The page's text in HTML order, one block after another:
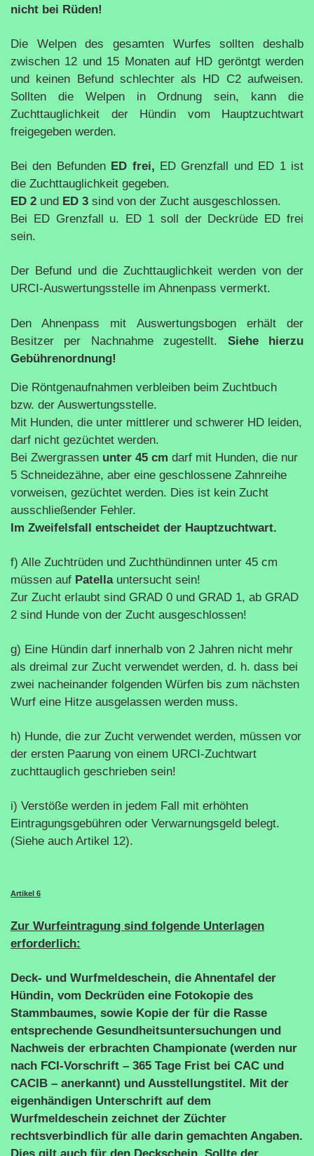
nicht bei Rüden!
Die Welpen des gesamten Wurfes sollten deshalb
zwischen 12 und 15 Monaten auf HD geröntgt werden
und keinen Befund schlechter als HD C2 aufweisen.
Sollten die Welpen in Ordnung sein, kann die
Zuchttauglichkeit der Hündin vom Hauptzuchtwart
freigegeben werden.
Bei den Befunden ED frei, ED Grenzfall und ED 1 ist
die Zuchttauglichkeit gegeben.
ED 2 und ED 3 sind von der Zucht ausgeschlossen.
Bei ED Grenzfall u. ED 1 soll der Deckrüde ED frei
sein.
Der Befund und die Zuchttauglichkeit werden von der
URCI-Auswertungsstelle im Ahnenpass vermerkt.
Den Ahnenpass mit Auswertungsbogen erhält der
Besitzer per Nachnahme zugestellt. Siehe hierzu
Gebührenordnung!
Die Röntgenaufnahmen verbleiben beim Zuchtbuch
bzw. der Auswertungsstelle.
Mit Hunden, die unter mittlerer und schwerer HD leiden,
darf nicht gezüchtet werden.
Bei Zwergrassen unter 45 cm darf mit Hunden, die nur
5 Schneidezähne, aber eine geschlossene Zahnreihe
vorweisen, gezüchtet werden. Dies ist kein Zucht
ausschließender Fehler.
Im Zweifelsfall entscheidet der Hauptzuchtwart.
f) Alle Zuchtrüden und Zuchthündinnen unter 45 cm
müssen auf Patellauntersucht sein!
Zur Zucht erlaubt sind GRAD 0 und GRAD 1, ab GRAD
2 sind Hunde von der Zucht ausgeschlossen!
g) Eine Hündin darf innerhalb von 2 Jahren nicht mehr
als dreimal zur Zucht verwendet werden, d. h. dass bei
zwei nacheinander folgenden Würfen bis zum nächsten
Wurf eine Hitze ausgelassen werden muss.
h) Hunde, die zur Zucht verwendet werden, müssen vor
der ersten Paarung von einem URCI-Zuchtwart
zuchttauglich geschrieben sein!
i) Verstöße werden in jedem Fall mit erhöhten
Eintragungsgebühren oder Verwarnungsgeld belegt.
(Siehe auch Artikel 12).
Artikel 6
Zur Wurfeintragung sind folgende Unterlagen
erforderlich:
Deck- und Wurfmeldeschein, die Ahnentafel der
Hündin, vom Deckrüden eine Fotokopie des
Stammbaumes, sowie Kopie der für die Rasse
entsprechende Gesundheitsuntersuchungen und
Nachweis der erbrachten Championate (werden nur
nach FCI-Vorschrift – 365 Tage Frist bei CAC und
CACIB – anerkannt) und Ausstellungstitel. Mit der
eigenhändigen Unterschrift auf dem
Wurfmeldeschein zeichnet der Züchter
rechtsverbindlich für alle darin gemachten Angaben.